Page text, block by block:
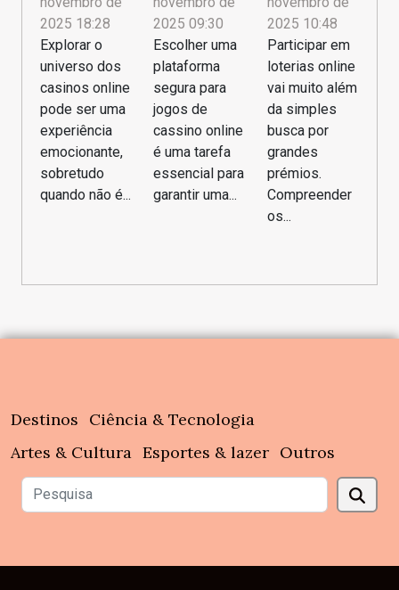
2025 18:28
Explorar o
universo dos
casinos online
pode ser uma
experiência
emocionante,
sobretudo
quando não é...
2025 09:30
Escolher uma
plataforma
segura para
jogos de
cassino online
é uma tarefa
essencial para
garantir uma...
2025 10:48
Participar em
loterias online
vai muito além
da simples
busca por
grandes
prémios.
Compreender
os...
Destinos
Ciência & Tecnologia
Artes & Cultura Esportes & lazer Outros